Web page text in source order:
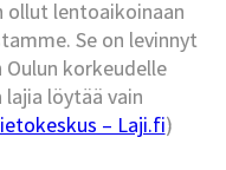
ollut lentoaikoinaan
Se on levinnyt
Oulun korkeudelle
löytää vain
– Laji.fi)